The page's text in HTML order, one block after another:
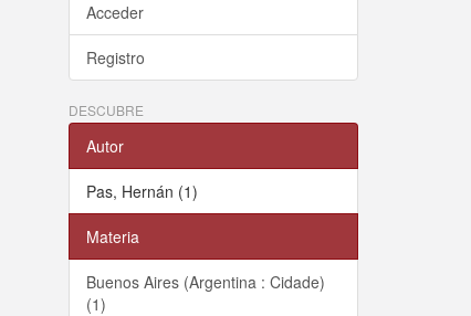
Acceder
Registro
DESCUBRE
Autor
Pas, Hernán (1)
Materia
Buenos Aires (Argentina : Cidade)
(1)